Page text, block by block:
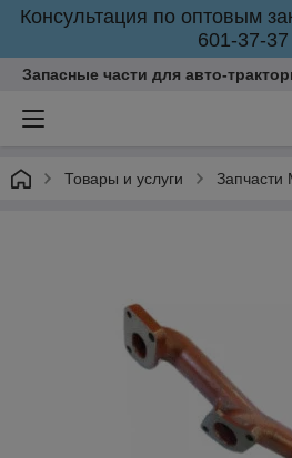
Консультация по оптовым
601-37-37
Запасные части для авто-
Товары и услуги Запчасти